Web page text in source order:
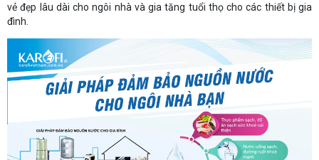
vẻ đẹp lâu dài cho ngôi nhà và gia tăng tuổi thọ cho các thiết bị gia
đình.